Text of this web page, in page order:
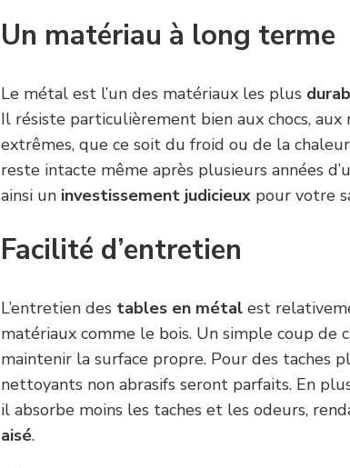
Un matériau à long terme
Le métal est l’un des matériaux les plus
Il résiste particulièrement bien aux chocs,
extrêmes, que ce soit du froid ou de la
reste intacte même après plusieurs années
ainsi un investissement judicieux pour votre
Facilité d’entretien
L’entretien des tables en métal est
matériaux comme le bois. Un simple coup de
maintenir la surface propre. Pour des taches
nettoyants non abrasifs seront parfaits. En
il absorbe moins les taches et les odeurs,
aisé.